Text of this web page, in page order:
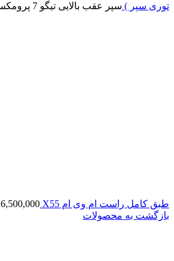
توری سپر ) سپر عقب بالایی تیگو 7 پرومکس
طبق کامل راست ام وی ام X55 6,500,000
بازگشت به محصولات